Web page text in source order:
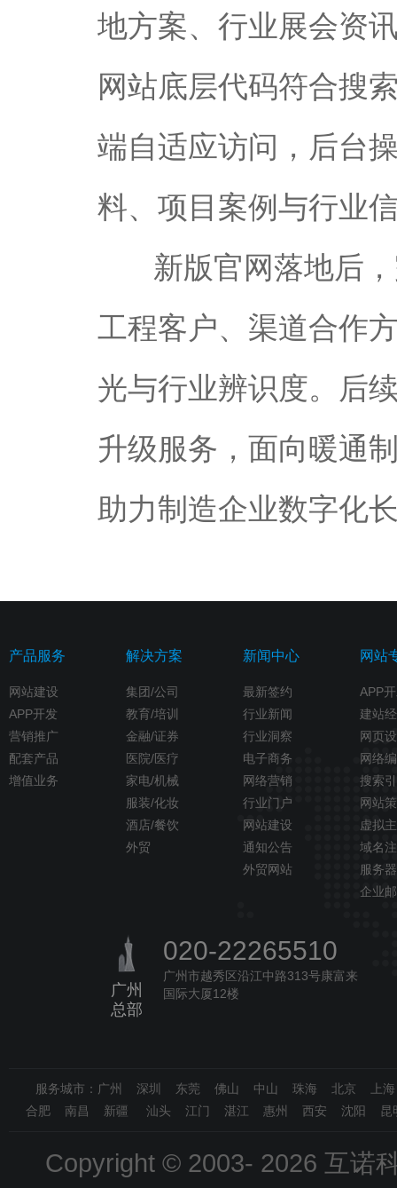
地方案、行业展会资
网站底层代码符合搜
端自适应访问，后台
料、项目案例与行业
新版官网落地后
工程客户、渠道合作
光与行业辨识度。后
升级服务，面向暖通
助力制造企业数字化
产品服务
网站建设
APP开发
营销推广
配套产品
增值业务
解决方案
集团/公司
教育/培训
金融/证券
医院/医疗
家电/机械
服装/化妆
酒店/餐饮
外贸
新闻中心
最新签约
行业新闻
行业洞察
电子商务
网络营销
行业门户
网站建设
通知公告
外贸网站
网站
APP
建站
网页
网络
搜索
网站
虚拟
域名
服务器
企业
广州
总部
020-22265510
广州市越秀区沿江中路313号康富来
国际大厦12楼
服务城市：广州 深圳 东莞 佛山 中山 珠海 北京
合肥 南昌 新疆 汕头 江门 湛江 惠州 西安 沈阳
Copyright © 2003- 2026 互诺